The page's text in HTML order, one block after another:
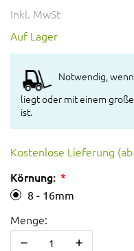
Inkl. MwSt
Auf Lager
Notwendig,
liegt oder mit einem
ist.
Kostenlose Lieferung
Körnung:
8 - 16mm
Menge: